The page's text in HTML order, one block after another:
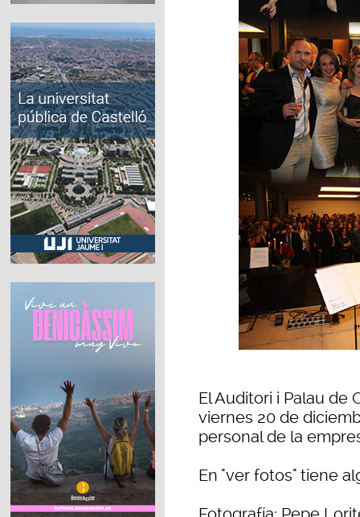
El Auditori i Palau de
viernes 20 de
personal de la
En "ver fotos" tiene